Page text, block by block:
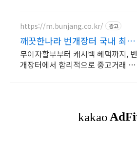
https://m.bunjang.co.kr/ 광고
깨끗한나라 번개장터 국내 최대
브랜드 중고거래
무이자할부부터 캐시백 혜택까지, 번
개장터에서 합리적으로 중고거래 하